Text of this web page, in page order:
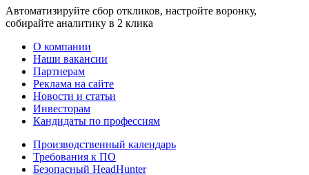
Автоматизируйте сбор откликов, настройте воронку,
собирайте аналитику в 2 клика
О компании
Наши вакансии
Партнерам
Реклама на сайте
Новости и статьи
Инвесторам
Кандидаты по профессиям
Производственный календарь
Требования к ПО
Безопасный HeadHunter